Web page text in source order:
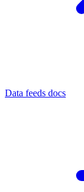
Data feeds docs